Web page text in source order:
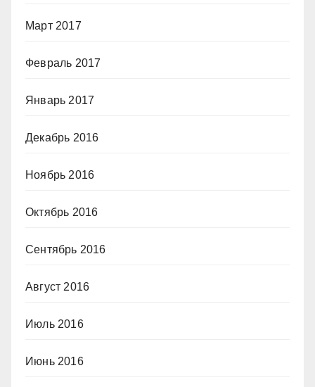
Март 2017
Февраль 2017
Январь 2017
Декабрь 2016
Ноябрь 2016
Октябрь 2016
Сентябрь 2016
Август 2016
Июль 2016
Июнь 2016